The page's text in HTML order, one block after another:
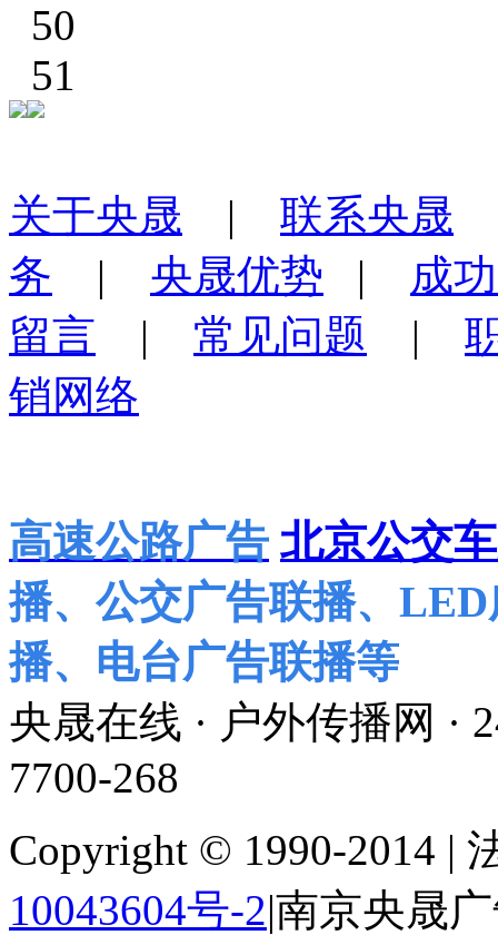
50
51
关于央晟 | 联系央晟
务 | 央晟优势 | 成
留言 | 常见问题 |
销网络
高速公路广告 北京公交
播、公交广告联播、
播、电台广告联播等
央晟在线 · 户外传播网 ·
7700-268
Copyright © 1990-2014 |
10043604号-2|南京央晟